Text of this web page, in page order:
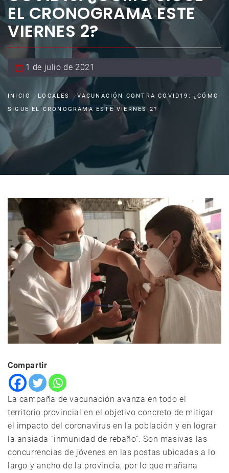
EL CRONOGRAMA ESTE
VIERNES 2?
1 de julio de 2021
INICIO LOCALES
VACUNACIÓN CONTRA COVID19: ¿CÓMO
SIGUE EL CRONOGRAMA ESTE VIERNES 2?
Compartir
La campaña de vacunación avanza en todo el
territorio provincial en el objetivo concreto de mitigar
el impacto del coronavirus en la población y en lograr
la ansiada “inmunidad de rebaño”. Son masivas las
concurrencias de jóvenes en las postas ubicadas a lo
largo y ancho de la provincia, por lo que mañana